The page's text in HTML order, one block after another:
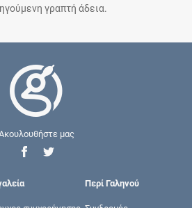
γραπτή άδεια.
μας
Περί Γαληνού